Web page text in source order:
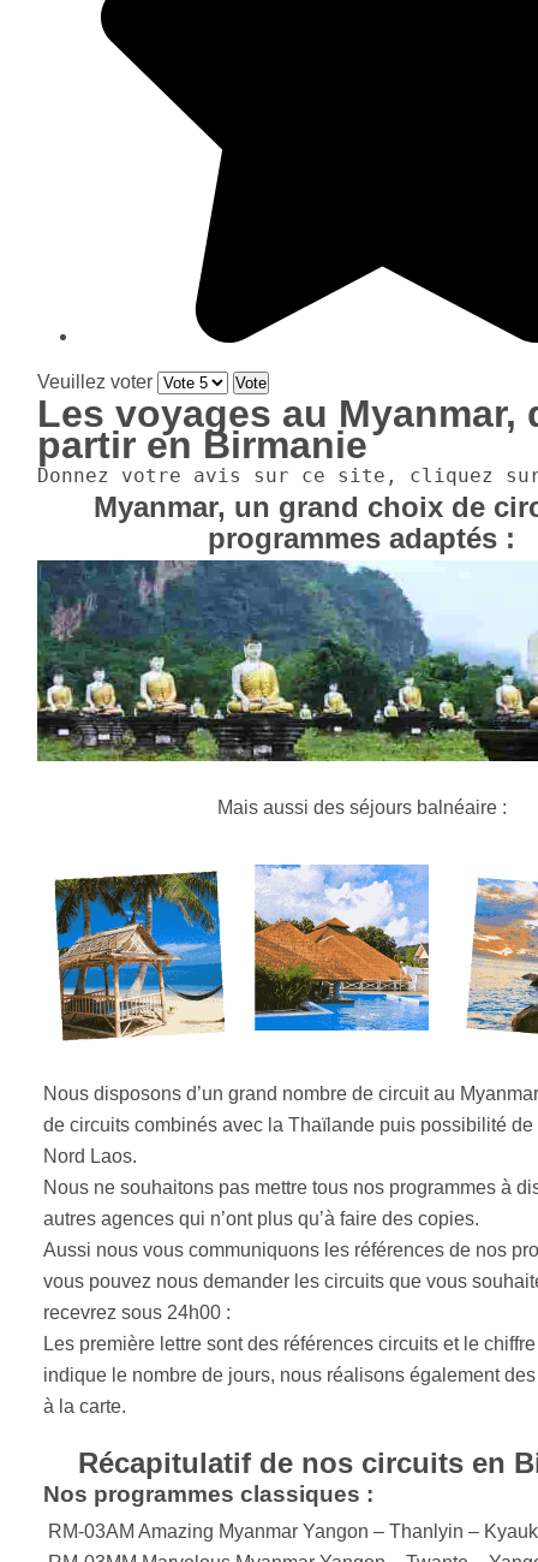
Veuillez voter
Les voyages au Myanmar,
partir en Birmanie
Donnez votre avis sur ce site, cliquez
Myanmar, un grand choix de
programmes adaptés :
Mais aussi des séjours balnéaire :
Nous disposons d’un grand nombre de circuit au
de circuits combinés avec la Thaïlande puis possibilité
Nord Laos.
Nous ne souhaitons pas mettre tous nos programmes à
autres agences qui n’ont plus qu’à faire des copies.
Aussi nous vous communiquons les références de nos
vous pouvez nous demander les circuits que vous
recevrez sous 24h00 :
Les première lettre sont des références circuits et le
indique le nombre de jours, nous réalisons également
à la carte.
Récapitulatif de nos circuits en
Nos programmes classiques :
RM-03AM Amazing Myanmar Yangon – Thanlyin –